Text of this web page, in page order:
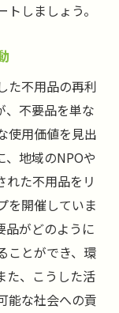
しましょう。
た不用品の再利
、不要品を単な
使用価値を見出
、地域のNPOや
れた不用品をリ
を開催していま
品がどのように
ことができ、環
た、こうした活
能な社会への貢